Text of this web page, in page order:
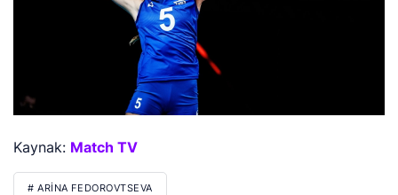
Kaynak: Match TV
# ARINA FEDOROVTSEVA